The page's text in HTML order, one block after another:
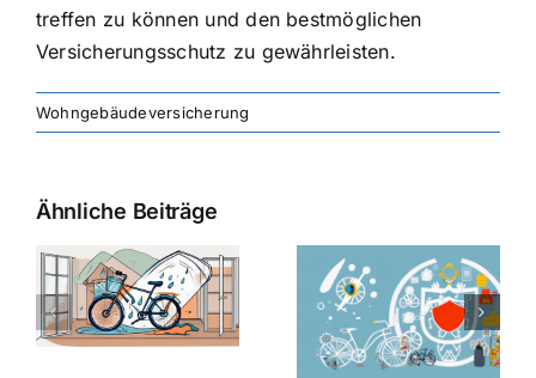
treffen zu können und den bestmöglichen
Versicherungsschutz zu gewährleisten.
Wohngebäudeversicherung
Ähnliche Beiträge